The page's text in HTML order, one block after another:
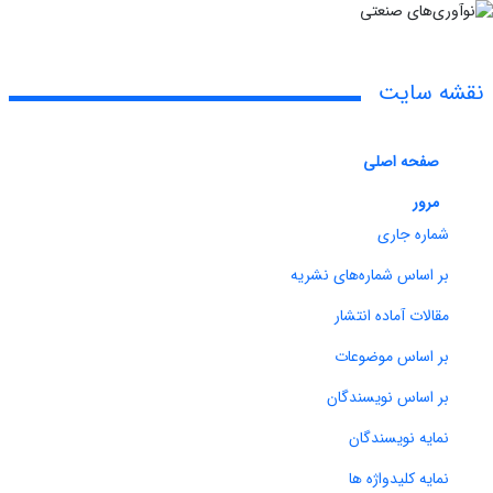
نقشه سایت
صفحه اصلی
مرور
شماره جاری
بر اساس شماره‌های نشریه
مقالات آماده انتشار
بر اساس موضوعات
بر اساس نویسندگان
نمایه نویسندگان
نمایه کلیدواژه ها